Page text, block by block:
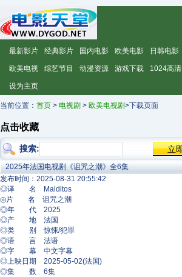
最新影片 经典影片 国内电影 欧美电影 日韩电影
欧美电视 综艺节目 动漫资源 游戏下载 1024高清
设为主页
当前位置： 首页 > 电视剧 > 欧美电视剧>下载页面
点击收藏
搜索:
2025年法国电视剧《诅咒之潮》全6集
发布时间：2025-08-31 20:55:42
◎译 名 Malditos
◎片 名 诅咒之潮
◎年 代 2025
◎产 地 法国
◎类 别 惊悚/犯罪
◎语 言 法语
◎字 幕 中文字幕
◎上映日期 2025-05-02(法国)
◎集 数 6集